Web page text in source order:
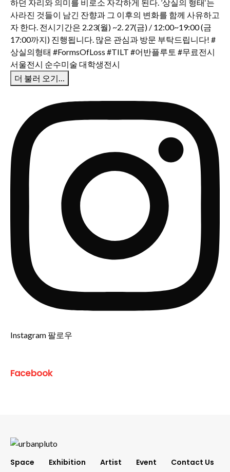
더 불러 오기…
Instagram 팔로우
Facebook
Space Exhibition Artist Event Contact Us